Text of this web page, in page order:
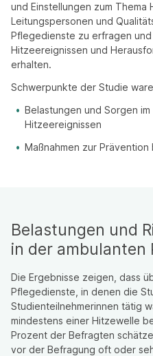
und Einstellungen zum
Leitungspersonen und
Pflegedienste zu erfragen und
Hitzeereignissen und
erhalten.
Schwerpunkte der Studie
Belastungen und Sorgen im
Hitzeereignissen
Maßnahmen zur
Belastungen und
in der ambulanten
Die Ergebnisse zeigen, dass
Pflegedienste, in denen die
Studienteilnehmerinnen tätig
mindestens einer Hitzewelle
Prozent der Befragten
vor der Befragung oft oder